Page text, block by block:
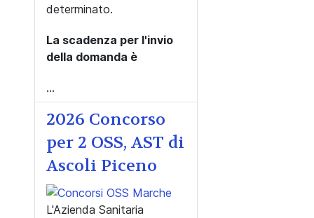
determinato.
La scadenza per l'invio
della domanda è
...
2026 Concorso
per 2 OSS, AST di
Ascoli Piceno
L'Azienda Sanitaria